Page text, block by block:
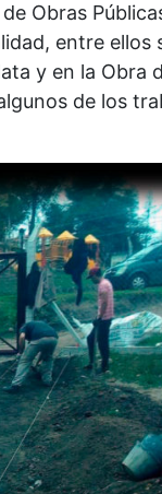
Obras
entre ellos
y en la Obra
de los